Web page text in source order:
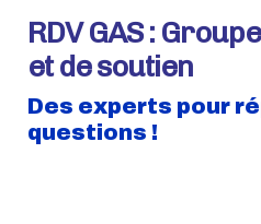
RDV GAS :
et de soutien
Des experts pour
questions !